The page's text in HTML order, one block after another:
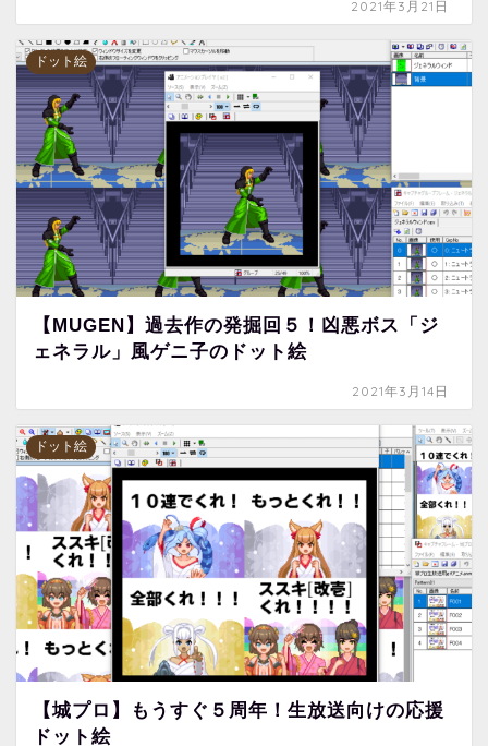
2021年3月21日
ドット絵
【MUGEN】過去作の発掘回５！凶悪ボス「ジ
ェネラル」風ゲニ子のドット絵
2021年3月14日
ドット絵
【城プロ】もうすぐ５周年！生放送向けの応援
ドット絵